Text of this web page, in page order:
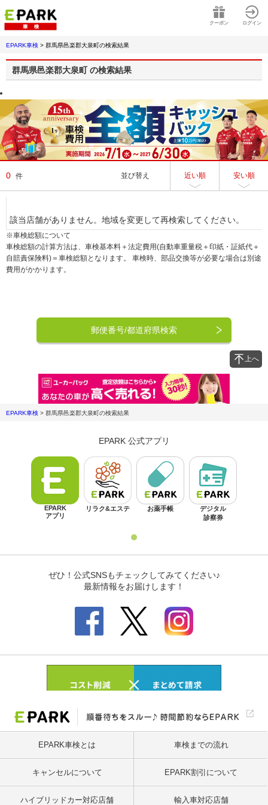
クーポン ログイン
EPARK車検 > 群馬県邑楽郡大泉町の検索結果
群馬県邑楽郡大泉町の検索結果
0 件 並び替え 近い順 安い順
該当店舗がありません。地域を変更して再検索してください。
※車検総額について
車検総額の計算方法は、車検基本料＋法定費用(自動車重量税＋印紙・証紙代＋
自賠責保険料)＝車検総額となります。 車検時、部品交換等が必要な場合は別途
費用がかかります。
郵便番号/都道府県検索
上へ
EPARK車検 > 群馬県邑楽郡大泉町の検索結果
EPARK車検とは 車検までの流れ
キャンセルについて EPARK割引について
ハイブリッドカー対応店舗 輸入車対応店舗